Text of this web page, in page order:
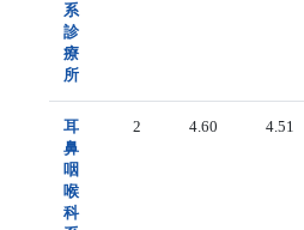
系
診
療
所
耳
鼻
咽
喉
科
2 4.60 4.51